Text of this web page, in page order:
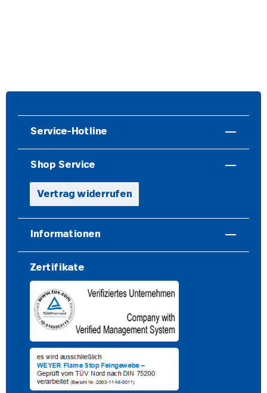
Service-Hotline
Shop Service
Vertrag widerrufen
Informationen
Zertifikate